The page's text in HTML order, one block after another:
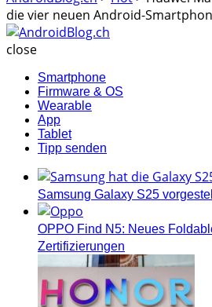
die vier neuen Android-
close
Smartphone
Firmware & OS
Wearable
App
Tablet
Tipp senden
Samsung Galaxy S25
OPPO Find N5: Neues
Zertifizierungen